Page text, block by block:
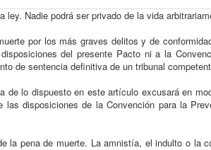
Nadie podrá ser privado de la vida
por los más graves delitos y de
del presente Pacto ni a la
de sentencia definitiva de un tribunal
de lo dispuesto en este artículo excusará en
disposiciones de la Convención para la
la pena de muerte. La amnistía, el indulto o la